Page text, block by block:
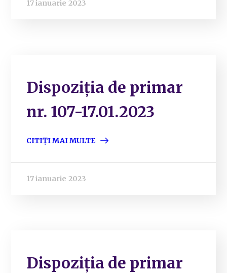
17 ianuarie 2023
Dispoziția de primar
nr. 107-17.01.2023
CITIȚI MAI MULTE
17 ianuarie 2023
Dispoziția de primar